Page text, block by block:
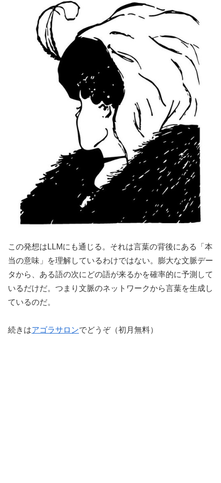
この発想はLLMにも通じる。それは言葉の背後にある「本
当の意味」を理解しているわけではない。膨大な文脈デー
タから、ある語の次にどの語が来るかを確率的に予測して
いるだけだ。つまり文脈のネットワークから言葉を生成し
ているのだ。
続きはアゴラサロンでどうぞ（初月無料）